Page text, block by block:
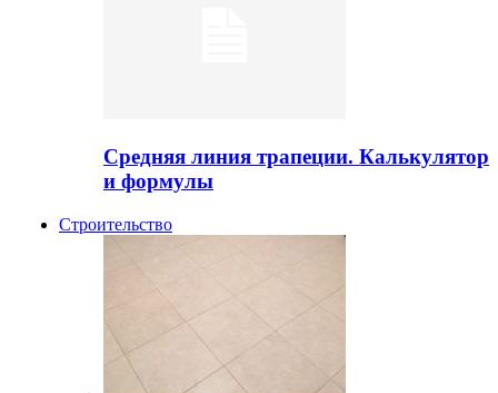
Средняя линия трапеции. Калькулятор
и формулы
Строительство